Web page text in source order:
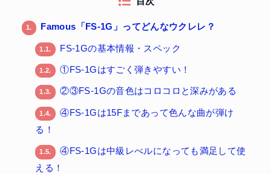
1. Famous「FS-1G」ってどんなウクレレ？
1.1. FS-1Gの基本情報・スペック
1.2. ①FS-1Gはすごく弾きやすい！
1.3. ②③FS-1Gの音色はコロコロと深みがある
1.4.
④FS-1Gは15Fまであって色んな曲が弾け
る！
1.5.
④FS-1Gは中級レべルになっても満足して使
える！